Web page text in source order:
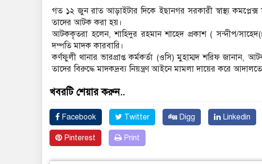
গত ১২ জুন রাত আড়াইটার দিকে ইছানগর সরকারী স্বাস্থ্য কমপ্লেক্স
তাদের আটক করা হয়।
আটককৃতরা হলেন, শাহিদুর রহমান শাহেদ প্রকাশ ( সন্দীপ/
দম্পতি মাদক কারবারি।
কর্ণফুলী থানার ভারপ্রাপ্ত কর্মকর্তা (ওসি) মুহাম্মদ শরিফ জানান,
তাদের বিরুদ্ধে মাদকদ্রব্য নিয়ন্ত্রণ আইনে মামলা দায়ের করে
খবরটি শেয়ার করুন..
Facebook Twitter Digg Linkedin
Pinterest Print